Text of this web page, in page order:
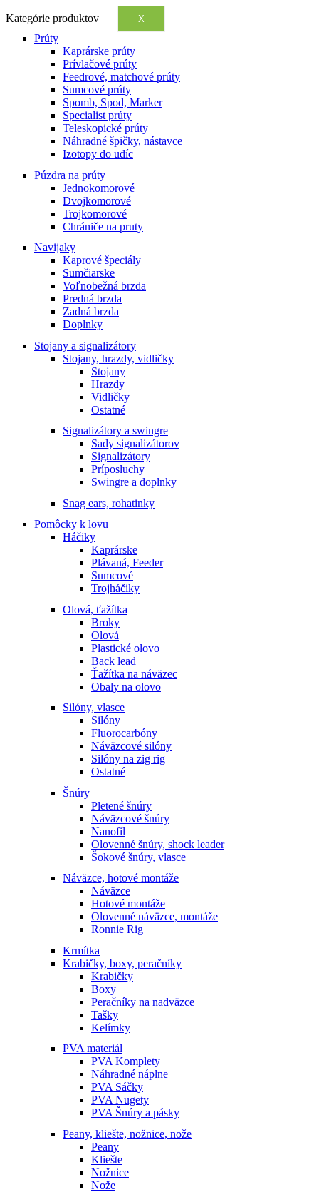
Kategórie produktov X
Prúty
Kaprárske prúty
Prívlačové prúty
Feedrové, matchové prúty
Sumcové prúty
Spomb, Spod, Marker
Specialist prúty
Teleskopické prúty
Náhradné špičky, nástavce
Izotopy do udíc
Púzdra na prúty
Jednokomorové
Dvojkomorové
Trojkomorové
Chrániče na pruty
Navijaky
Kaprové špeciály
Sumčiarske
Voľnobežná brzda
Predná brzda
Zadná brzda
Doplnky
Stojany a signalizátory
Stojany, hrazdy, vidličky
Stojany
Hrazdy
Vidličky
Ostatné
Signalizátory a swingre
Sady signalizátorov
Signalizátory
Príposluchy
Swingre a doplnky
Snag ears, rohatinky
Pomôcky k lovu
Háčiky
Kaprárske
Plávaná, Feeder
Sumcové
Trojháčiky
Olová, ťažítka
Broky
Olová
Plastické olovo
Back lead
Ťažítka na náväzec
Obaly na olovo
Silóny, vlasce
Silóny
Fluorocarbóny
Náväzcové silóny
Silóny na zig rig
Ostatné
Šnúry
Pletené šnúry
Náväzcové šnúry
Nanofil
Olovenné šnúry, shock leader
Šokové šnúry, vlasce
Náväzce, hotové montáže
Náväzce
Hotové montáže
Olovenné náväzce, montáže
Ronnie Rig
Krmítka
Krabičky, boxy, peračníky
Krabičky
Boxy
Peračníky na nadväzce
Tašky
Kelímky
PVA materiál
PVA Komplety
Náhradné náplne
PVA Sáčky
PVA Nugety
PVA Šnúry a pásky
Peany, kliešte, nožnice, nože
Peany
Kliešte
Nožnice
Nože